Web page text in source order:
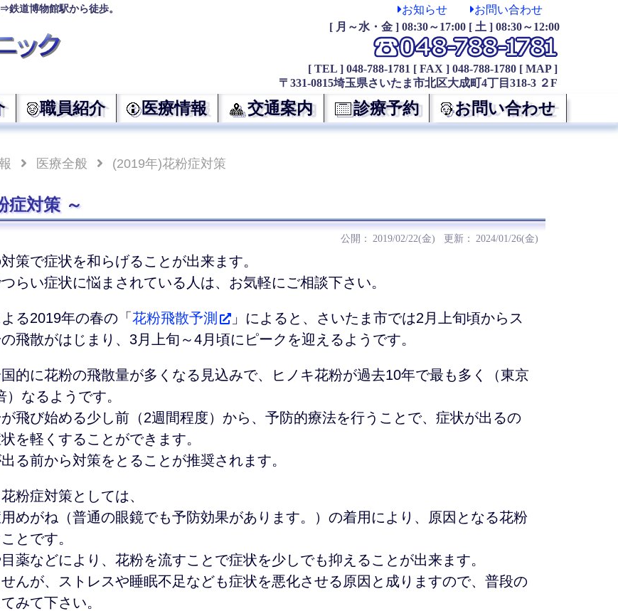
道博物館駅から徒歩。 お知らせ
お問い合わせ
[ 月～水・金 ] 08:30～17:00 [ 土 ] 08:30～12:00
[ TEL ] 048-788-1781 [ FAX ] 048-788-1780 [ MAP ]
〒331-0815埼玉県さいたま市北区大成町4丁目318-3 ２F
職員紹介 医療情報 交通案内 診療予約 お問い合わせ
医療全般 (2019年)花粉症対策
症対策
2019/02/22(金) 2024/01/26(金)
策で症状を和らげることが出来ます。
らい症状に悩まされている人は、お気軽にご相談下さい。
る2019年の春の「 花粉飛散予測
」によると、さいたま市では2月上旬頃からス
飛散がはじまり、3月上旬～4月頃にピークを迎えるようです。
的に花粉の飛散量が多くなる見込みで、ヒノキ花粉が過去10年で最も多く（東京
なるようです。
飛び始める少し前（2週間程度）から、予防的療法を行うことで、症状が出るの
を軽くすることができます。
る前から対策をとることが推奨されます。
粉症対策としては、
めがね（普通の眼鏡でも予防効果があります。）の着用により、原因となる花粉
とです。
薬などにより、花粉を流すことで症状を少しでも抑えることが出来ます。
んが、ストレスや睡眠不足なども症状を悪化させる原因と成りますので、普段の
みて下さい。